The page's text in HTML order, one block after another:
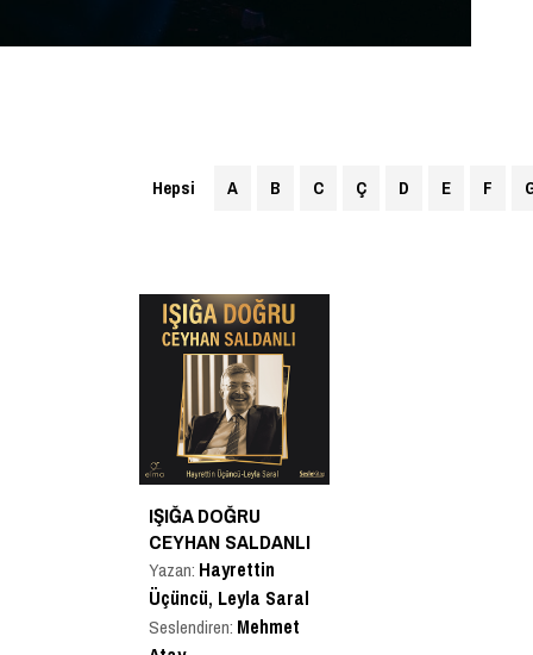
Hepsi A B C Ç D E F
IŞIĞA DOĞRU
CEYHAN SALDANLI
Yazan: Hayrettin
Üçüncü, Leyla Saral
Seslendiren: Mehmet